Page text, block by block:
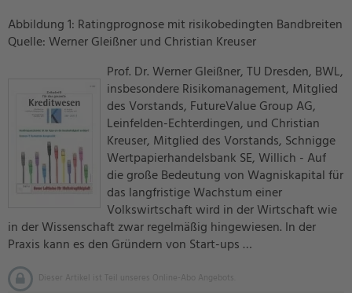
Abbildung 1: Ratingprognose mit risikobedingten Bandbreiten
Quelle: Werner Gleißner und Christian Kreuser
Prof. Dr. Werner Gleißner, TU Dresden, BWL,
insbesondere Risikomanagement, Mitglied
des Vorstands, FutureValue Group AG,
Leinfelden-Echterdingen, und Christian
Kreuser, Mitglied des Vorstands, Schnigge
Wertpapierhandelsbank SE, Willich - Auf
die große Bedeutung von Wagniskapital für
das langfristige Wachstum einer
Volkswirtschaft wird in der Wirtschaft wie
in der Wissenschaft zwar regelmäßig hingewiesen. In der
Praxis kann es den Gründern von Start-ups …
Dieser Artikel ist Teil unseres Online-Abo Angebots.